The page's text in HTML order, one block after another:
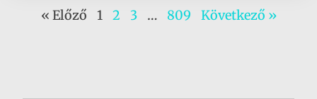
« Előző 1 2 3 … 809 Következő »